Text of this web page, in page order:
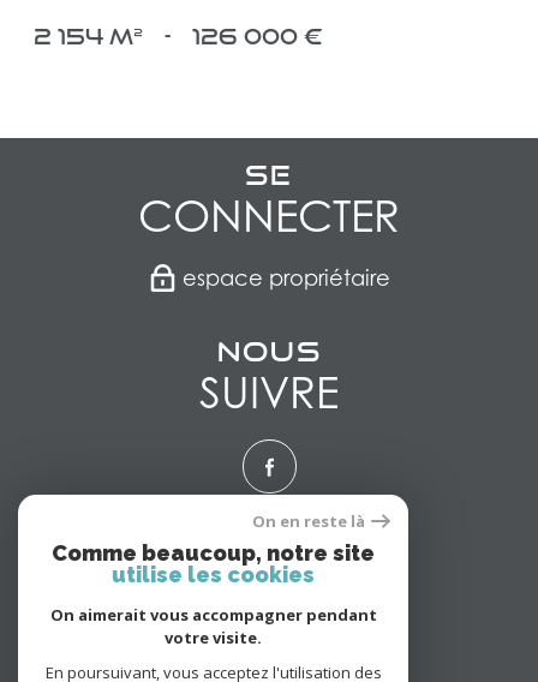
2 154 m² - 126 000 €
Se
CONNECTER
espace propriétaire
Nous
SUIVRE
Nous
ADHÉRONS
On en reste là
Comme beaucoup, notre site
utilise les cookies
On aimerait vous accompagner pendant
votre visite.
En poursuivant, vous acceptez l'utilisation des